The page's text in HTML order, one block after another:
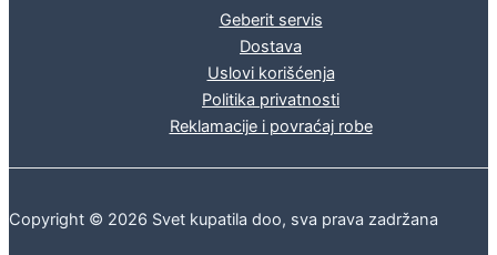
Geberit servis
Dostava
Uslovi korišćenja
Politika privatnosti
Reklamacije i povraćaj robe
Copyright © 2026 Svet kupatila doo, sva prava zadržana